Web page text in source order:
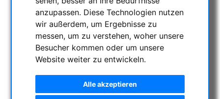
anzupassen. Diese Technologien nutzen
wir außerdem, um Ergebnisse zu
messen, um zu verstehen, woher unsere
Besucher kommen oder um unsere
Website weiter zu entwickeln.
Alle akzeptieren